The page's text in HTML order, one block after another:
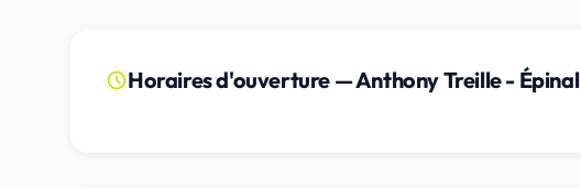
Horaires d'ouverture — Anthony Treille - Épinal